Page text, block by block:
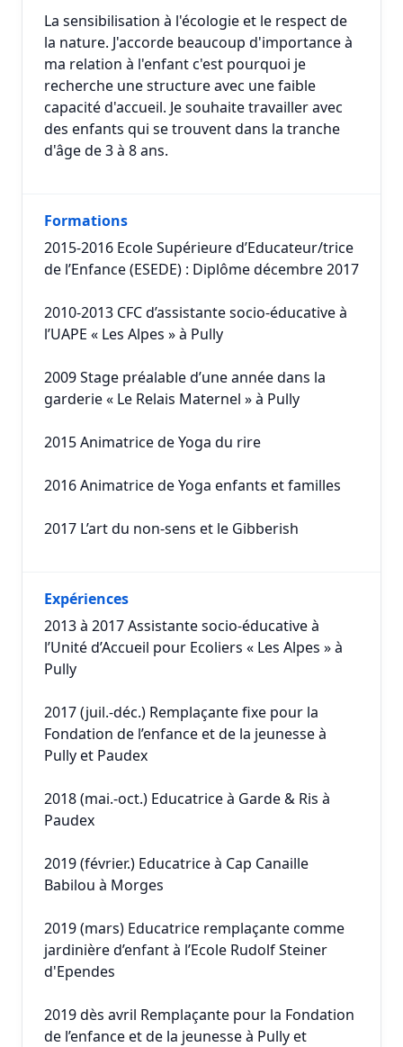
La sensibilisation à l'écologie et le respect de
la nature. J'accorde beaucoup d'importance à
ma relation à l'enfant c'est pourquoi je
recherche une structure avec une faible
capacité d'accueil. Je souhaite travailler avec
des enfants qui se trouvent dans la tranche
d'âge de 3 à 8 ans.
Formations
2015-2016 Ecole Supérieure d’Educateur/trice
de l’Enfance (ESEDE) : Diplôme décembre 2017
2010-2013 CFC d’assistante socio-éducative à
l’UAPE « Les Alpes » à Pully
2009 Stage préalable d’une année dans la
garderie « Le Relais Maternel » à Pully
2015 Animatrice de Yoga du rire
2016 Animatrice de Yoga enfants et familles
2017 L’art du non-sens et le Gibberish
Expériences
2013 à 2017 Assistante socio-éducative à
l’Unité d’Accueil pour Ecoliers « Les Alpes » à
Pully
2017 (juil.-déc.) Remplaçante fixe pour la
Fondation de l’enfance et de la jeunesse à
Pully et Paudex
2018 (mai.-oct.) Educatrice à Garde & Ris à
Paudex
2019 (février.) Educatrice à Cap Canaille
Babilou à Morges
2019 (mars) Educatrice remplaçante comme
jardinière d’enfant à l’Ecole Rudolf Steiner
d'Ependes
2019 dès avril Remplaçante pour la Fondation
de l’enfance et de la jeunesse à Pully et